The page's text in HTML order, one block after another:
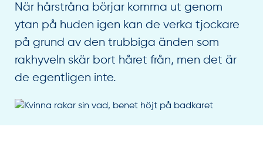
När hårstråna börjar komma ut genom
ytan på huden igen kan de verka tjockare
på grund av den trubbiga änden som
rakhyveln skär bort håret från, men det är
de egentligen inte.